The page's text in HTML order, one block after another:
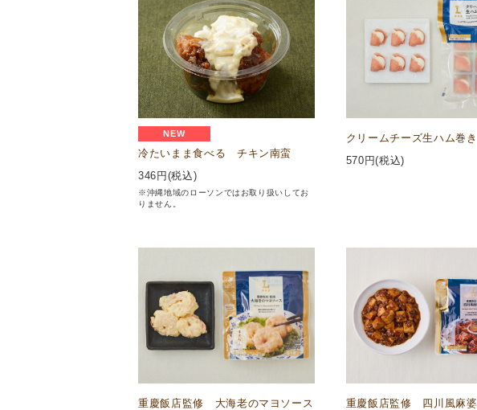
NEW
冷たいまま食べる チキン南蛮
346 円(税込)
※沖縄地域のローソンではお取り扱いしてお
りません。
クリームチーズ生ハム巻き
570 円(税込)
重慶飯店監修 大海老のマヨソース
重慶飯店監修 四川風麻